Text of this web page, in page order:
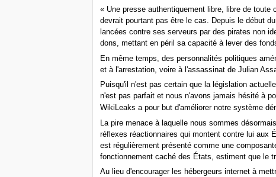
« Une presse authentiquement libre, libre de
devrait pourtant pas être le cas. Depuis le début
lancées contre ses serveurs par des pirates non
dons, mettant en péril sa capacité à lever des
En même temps, des personnalités politiques
et à l'arrestation, voire à l'assassinat de Julian
Puisqu'il n'est pas certain que la législation
n'est pas parfait et nous n'avons jamais hésité à
WikiLeaks a pour but d'améliorer notre système
La pire menace à laquelle nous sommes
réflexes réactionnaires qui montent contre lui aux
est régulièrement présenté comme une
fonctionnement caché des États, estiment que le
Au lieu d'encourager les hébergeurs internet à